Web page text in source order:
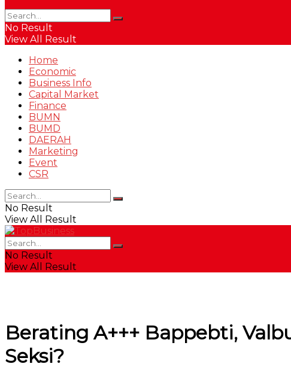
No Result
View All Result
Home
Economic
Business Info
Capital Market
Finance
BUMN
BUMD
DAERAH
Marketing
Event
CSR
No Result
View All Result
No Result
View All Result
Berating A+++ Bappebti,
Seksi?